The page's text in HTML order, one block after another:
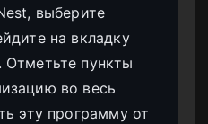
выберите
на вкладку
пункты
во весь
эту программу от